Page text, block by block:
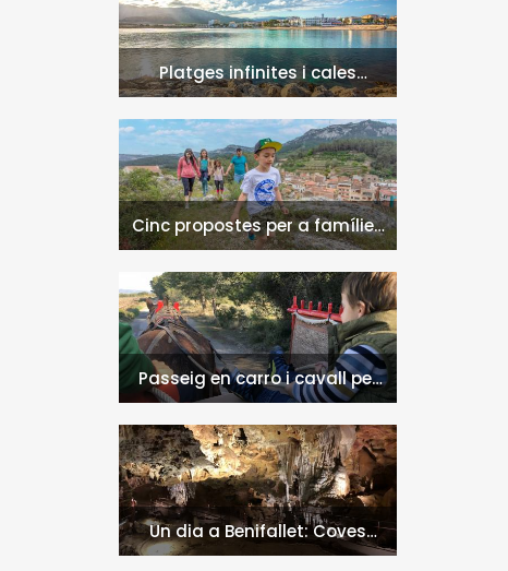
Platges infinites i cales
naturals a l'Hospitalet de
l'Infant i la Vall de Llors
Cinc propostes per a famílies
a l'Hospitalet de l'Infant i la
Vall de Llors
Passeig en carro i cavall per
l'entorn de Nulles
Un dia a Benifallet: Coves
Meravelles i Via Verda